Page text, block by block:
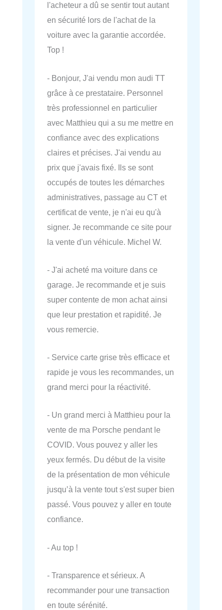
l'acheteur a dû se sentir tout autant
en sécurité lors de l'achat de la
voiture avec la garantie accordée.
Top !
- Bonjour, J'ai vendu mon audi TT
grâce à ce prestataire. Personnel
très professionnel en particulier
avec Matthieu qui a su me mettre en
confiance avec des explications
claires et précises. J'ai vendu au
prix que j'avais fixé. Ils se sont
occupés de toutes les démarches
administratives, passage au CT et
certificat de vente, je n'ai eu qu'à
signer. Je recommande ce site pour
la vente d'un véhicule. Michel W.
- J'ai acheté ma voiture dans ce
garage. Je recommande et je suis
super contente de mon achat ainsi
que leur prestation et rapidité. Je
vous remercie.
- Service carte grise très efficace et
rapide je vous les recommandes, un
grand merci pour la réactivité.
- Un grand merci à Matthieu pour la
vente de ma Porsche pendant le
COVID. Vous pouvez y aller les
yeux fermés. Du début de la visite
de la présentation de mon véhicule
jusqu’à la vente tout s'est super bien
passé. Vous pouvez y aller en toute
confiance.
- Au top !
- Transparence et sérieux. A
recommander pour une transaction
en toute sérénité.